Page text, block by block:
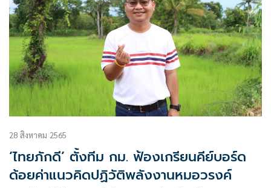
28 สิงหาคม 2565
‘ไทยภักดี’ ตั้งทีม กม. ฟ้องเกรียนคีย์บอร์ด
ด้อยค่าแนวคิดปฏิวัติพลังงานหมอวรงค์